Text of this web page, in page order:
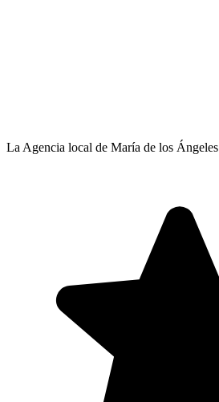
La Agencia local de María de los Ángeles